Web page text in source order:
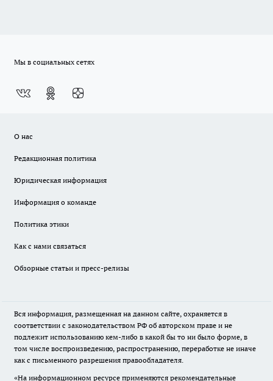
Мы в социальных сетях
О нас
Редакционная политика
Юридическая информация
Информация о команде
Политика этики
Как с нами связаться
Обзорные статьи и пресс-релизы
Вся информация, размещенная на данном сайте, охраняется в
соответствии с законодательством РФ об авторском праве и не
подлежит использованию кем-либо в какой бы то ни было форме, в
том числе воспроизведению, распространению, переработке не иначе
как с письменного разрешения правообладателя.
«На информационном ресурсе применяются рекомендательные